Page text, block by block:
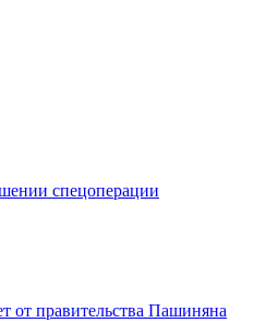
спецоперации
от правительства Пашиняна